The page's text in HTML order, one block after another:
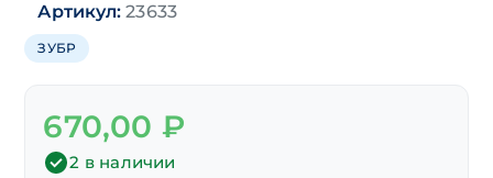
Артикул: 23633
ЗУБР
670,00 ₽
2 в наличии